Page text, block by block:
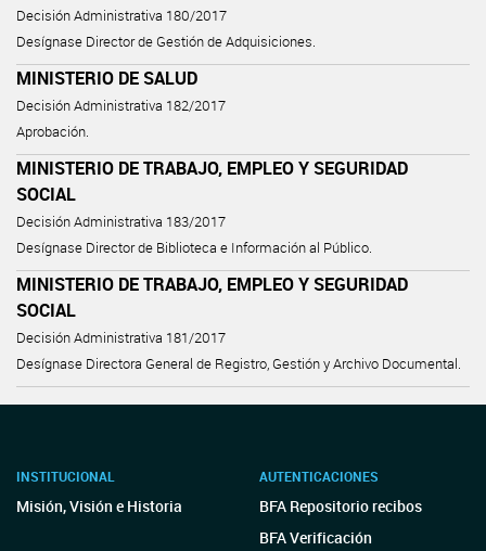
Decisión Administrativa 180/2017
Desígnase Director de Gestión de Adquisiciones.
MINISTERIO DE SALUD
Decisión Administrativa 182/2017
Aprobación.
MINISTERIO DE TRABAJO, EMPLEO Y SEGURIDAD
SOCIAL
Decisión Administrativa 183/2017
Desígnase Director de Biblioteca e Información al Público.
MINISTERIO DE TRABAJO, EMPLEO Y SEGURIDAD
SOCIAL
Decisión Administrativa 181/2017
Desígnase Directora General de Registro, Gestión y Archivo Documental.
INSTITUCIONAL
Misión, Visión e Historia
AUTENTICACIONES
BFA Repositorio recibos
BFA Verificación